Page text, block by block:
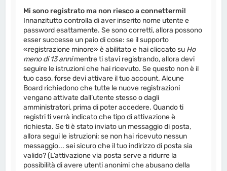
Mi sono registrato ma non riesco a connettermi!
Innanzitutto controlla di aver inserito nome utente e
password esattamente. Se sono corretti, allora possono
esser successe un paio di cose: se il supporto
«registrazione minore» è abilitato e hai cliccato su Ho
meno di 13 annimentre ti stavi registrando, allora devi
seguire le istruzioni che hai ricevuto. Se questo non è il
tuo caso, forse devi attivare il tuo account. Alcune
Board richiedono che tutte le nuove registrazioni
vengano attivate dall’utente stesso o dagli
amministratori, prima di poter accedere. Quando ti
registri ti verrà indicato che tipo di attivazione è
richiesta. Se ti è stato inviato un messaggio di posta,
allora segui le istruzioni; se non hai ricevuto nessun
messaggio... sei sicuro che il tuo indirizzo di posta sia
valido? (L’attivazione via posta serve a ridurre la
possibilità di avere utenti anonimi che abusano della